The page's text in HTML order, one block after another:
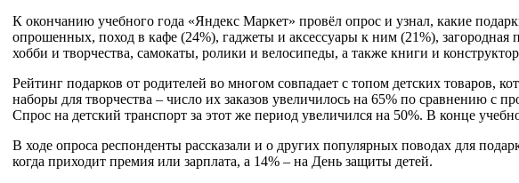
К окончанию учебного года «Яндекс Маркет» провёл опрос и узнал, какие
опрошенных, поход в кафе (24%), гаджеты и аксессуары к ним (21%),
хобби и творчества, самокаты, ролики и велосипеды, а также книги и
Рейтинг подарков от родителей во многом совпадает с топом детских товаров,
наборы для творчества – число их заказов увеличилось на 65% по сравнению
Спрос на детский транспорт за этот же период увеличился на 50%. В конце
В ходе опроса респонденты рассказали и о других популярных поводах для
когда приходит премия или зарплата, а 14% – на День защиты детей.